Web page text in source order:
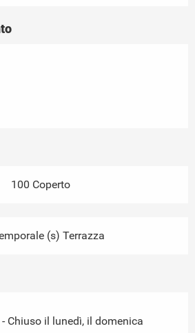
100 Coperto
(s) Terrazza
Chiuso il lunedì, il domenica